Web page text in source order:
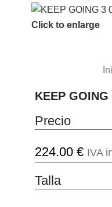
Click to enlarge
KEEP GOING
Precio
224.00 € IVA
Talla